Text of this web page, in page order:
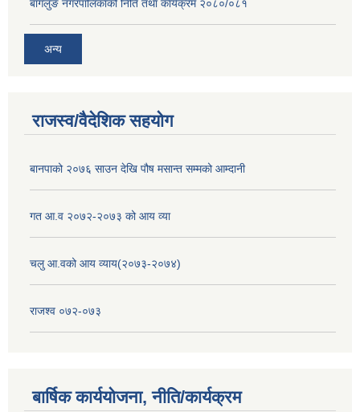
बागलुङ नगरपालिकाको निति तथा कार्यक्रम २०८०/०८१
अन्य
राजस्व/वैदेशिक सहयोग
बानपाको २०७६ साउन देखि पौष मसान्त सम्मको आम्दानी
गत आ.व २०७२-२०७३ को आय व्या
चलु आ.वको आय व्याय(२०७३-२०७४)
राजश्व ०७२-०७३
बार्षिक कार्ययोजना, नीति/कार्यक्रम